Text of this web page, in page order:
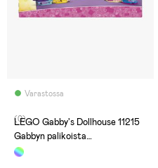
Varastossa
(0)
LEGO Gabby's Dollhouse 11215
Gabbyn palikoista
rakennettavat kissaystävät